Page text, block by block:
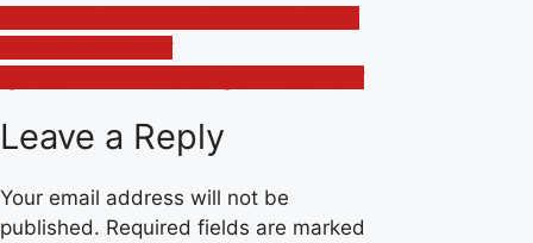
Post
navigation
Leave a Reply
Your email address will not be
published. Required fields are marked